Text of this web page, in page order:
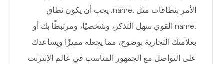
الأمر بنطاقات مثل .name. يجب أن يكون نطاق
.name القوي سهل التذكر، وشخصيًا، ومرتبطًا بك أو
بعلامتك التجارية بوضوح، مما يجعله مميزًا ويساعدك
على التواصل مع الجمهور المناسب في عالم الإنترنت